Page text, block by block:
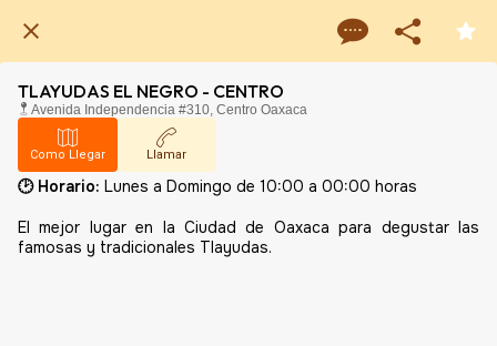
TLAYUDAS EL NEGRO - CENTRO
Avenida Independencia #310, Centro Oaxaca
Como Llegar Llamar
🕑 Horario: Lunes a Domingo de 10:00 a 00:00 horas
El mejor lugar en la Ciudad de Oaxaca para degustar las
famosas y tradicionales Tlayudas.